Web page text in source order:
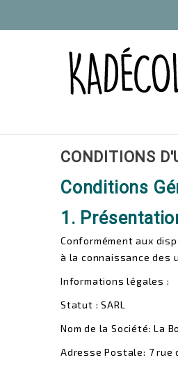
CONDITIONS
Conditions
1.
Conformément aux
à la connaissance
Informations légales :
Statut : SARL
Nom de la Société: La
Adresse Postale: 7 rue